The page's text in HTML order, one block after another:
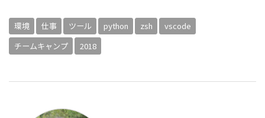
環境 仕事 ツール python zsh
vscode
チームキャンプ
2018